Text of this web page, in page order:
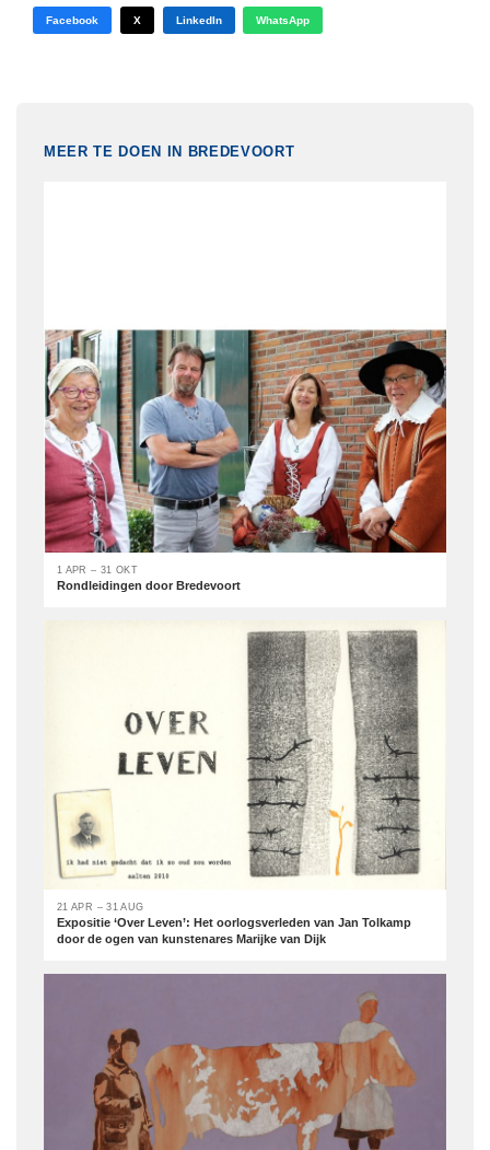
Facebook X LinkedIn WhatsApp
MEER TE DOEN IN BREDEVOORT
1 APR – 31 OKT
Rondleidingen door Bredevoort
21 APR – 31 AUG
Expositie ‘Over Leven’: Het oorlogsverleden van Jan Tolkamp
door de ogen van kunstenares Marijke van Dijk